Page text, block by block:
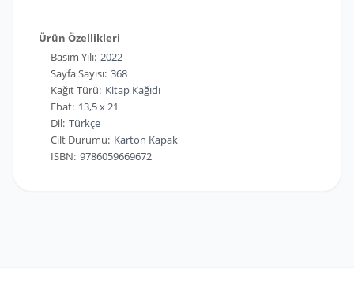
Ürün Özellikleri
Basım Yılı: 2022
Sayfa Sayısı: 368
Kağıt Türü: Kitap Kağıdı
Ebat: 13,5 x 21
Dil: Türkçe
Cilt Durumu: Karton Kapak
ISBN: 9786059669672